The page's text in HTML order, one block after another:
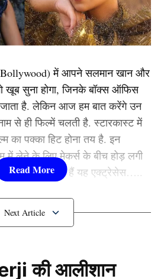
की खबर पिछले लगभग एक – डेढ़ साल
को इतना करीब कभी नहीं देखा गया।
लगा रहे हैं कि दोनों स्टार्स जल्द ही
टीम इंडिया का शेड्यूल जारी, 5
भारत खेलेगा 9 टेस्ट, 12 ODI और
Bollywood)में आपने सलमान खान और
खूब सुना होगा, जिनके बॉक्स ऑफिस
है. लेकिन आज हम बात करेंगे उन
से ही फिल्में चलती है. स्टारकास्ट में
का पक्का हिट होना तय है. इन
में लेने के लिए मेकर्स के बीच होड़ लगी
हैं कौन-कौन हैं यह एक्ट्रेसेस…..
की यह हसीनाएं?
की आलीशान